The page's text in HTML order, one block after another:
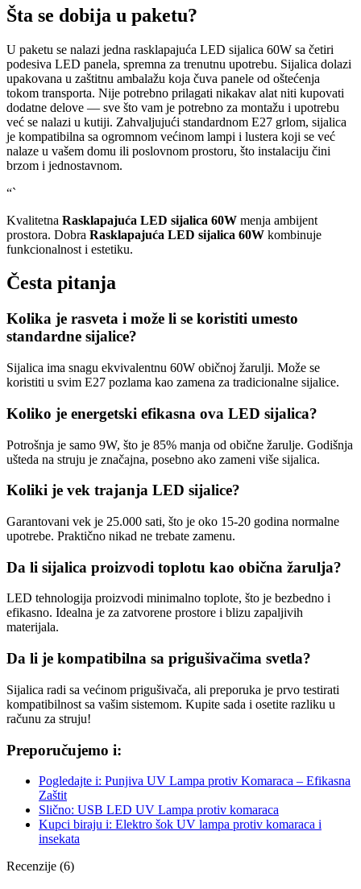
Šta se dobija u paketu?
U paketu se nalazi jedna rasklapajuća LED sijalica 60W sa četiri
podesiva LED panela, spremna za trenutnu upotrebu. Sijalica dolazi
upakovana u zaštitnu ambalažu koja čuva panele od oštećenja
tokom transporta. Nije potrebno prilagati nikakav alat niti kupovati
dodatne delove — sve što vam je potrebno za montažu i upotrebu
već se nalazi u kutiji. Zahvaljujući standardnom E27 grlom, sijalica
je kompatibilna sa ogromnom većinom lampi i lustera koji se već
nalaze u vašem domu ili poslovnom prostoru, što instalaciju čini
brzom i jednostavnom.
“`
Kvalitetna Rasklapajuća LED sijalica 60W menja ambijent
prostora. Dobra Rasklapajuća LED sijalica 60W kombinuje
funkcionalnost i estetiku.
Česta pitanja
Kolika je rasveta i može li se koristiti umesto
standardne sijalice?
Sijalica ima snagu ekvivalentnu 60W običnoj žarulji. Može se
koristiti u svim E27 pozlama kao zamena za tradicionalne sijalice.
Koliko je energetski efikasna ova LED sijalica?
Potrošnja je samo 9W, što je 85% manja od obične žarulje. Godišnja
ušteda na struju je značajna, posebno ako zameni više sijalica.
Koliki je vek trajanja LED sijalice?
Garantovani vek je 25.000 sati, što je oko 15-20 godina normalne
upotrebe. Praktično nikad ne trebate zamenu.
Da li sijalica proizvodi toplotu kao obična žarulja?
LED tehnologija proizvodi minimalno toplote, što je bezbedno i
efikasno. Idealna je za zatvorene prostore i blizu zapaljivih
materijala.
Da li je kompatibilna sa prigušivačima svetla?
Sijalica radi sa većinom prigušivača, ali preporuka je prvo testirati
kompatibilnost sa vašim sistemom. Kupite sada i osetite razliku u
računu za struju!
Preporučujemo i:
Pogledajte i: Punjiva UV Lampa protiv Komaraca – Efikasna
Zaštit
Slično: USB LED UV Lampa protiv komaraca
Kupci biraju i: Elektro šok UV lampa protiv komaraca i
insekata
Recenzije (6)